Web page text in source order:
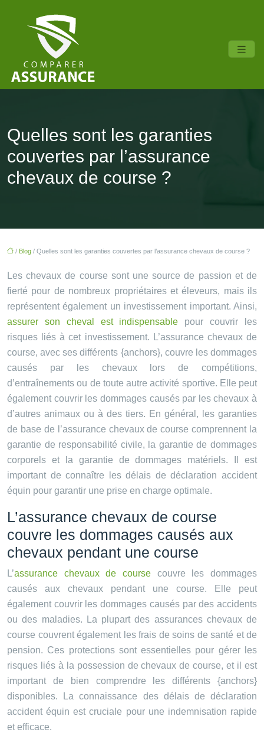
Quelles sont les garanties
couvertes par l’assurance
chevaux de course ?
/ Blog / Quelles sont les garanties couvertes par l’assurance chevaux de course ?
Les chevaux de course sont une source de passion et de
fierté pour de nombreux propriétaires et éleveurs, mais ils
représentent également un investissement important. Ainsi,
assurer son cheval est indispensable pour couvrir les
risques liés à cet investissement. L’assurance chevaux de
course, avec ses différents {anchors}, couvre les dommages
causés par les chevaux lors de compétitions,
d’entraînements ou de toute autre activité sportive. Elle peut
également couvrir les dommages causés par les chevaux à
d’autres animaux ou à des tiers. En général, les garanties
de base de l’assurance chevaux de course comprennent la
garantie de responsabilité civile, la garantie de dommages
corporels et la garantie de dommages matériels. Il est
important de connaître les délais de déclaration accident
équin pour garantir une prise en charge optimale.
L’assurance chevaux de course
couvre les dommages causés aux
chevaux pendant une course
L’assurance chevaux de course couvre les dommages
causés aux chevaux pendant une course. Elle peut
également couvrir les dommages causés par des accidents
ou des maladies. La plupart des assurances chevaux de
course couvrent également les frais de soins de santé et de
pension. Ces protections sont essentielles pour gérer les
risques liés à la possession de chevaux de course, et il est
important de bien comprendre les différents {anchors}
disponibles. La connaissance des délais de déclaration
accident équin est cruciale pour une indemnisation rapide
et efficace.